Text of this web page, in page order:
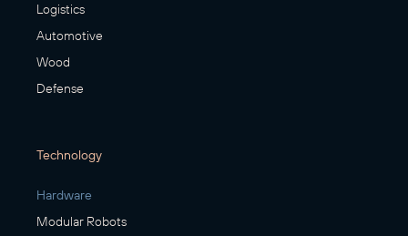
Logistics
Automotive
Wood
Defense
Technology
Hardware
Modular Robots